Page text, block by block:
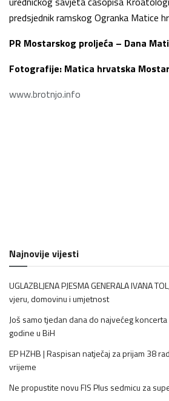
predsjednik ramskog Ogranka Matice
PR Mostarskog proljeća – Dana
Fotografije: Matica hrvatska Mostar
www.brotnjo.info
Najnovije vijesti
UGLAZBLJENA PJESMA GENERALA IVANA
vjeru, domovinu i umjetnost
Još samo tjedan dana do najvećeg
godine u BiH
EP HZHB | Raspisan natječaj za prijam 38
vrijeme
Ne propustite novu FIS Plus sedmicu za